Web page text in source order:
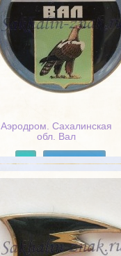
Аэродром. Сахалинская
обл. Вал